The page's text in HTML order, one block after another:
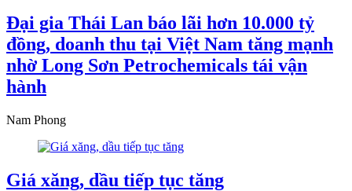
Đại gia Thái Lan báo lãi hơn 10.000 tỷ
đồng, doanh thu tại Việt Nam tăng mạnh
nhờ Long Sơn Petrochemicals tái vận
hành
Nam Phong
Giá xăng, dầu tiếp tục tăng